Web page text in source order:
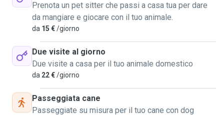
Prenota un pet sitter che passi a casa tua per dare
da mangiare e giocare con il tuo animale.
da 15 €/giorno
Due visite al giorno
Due visite a casa per il tuo animale domestico
da 22 €/giorno
Passeggiata cane
Passeggiate su misura per il tuo cane con dog